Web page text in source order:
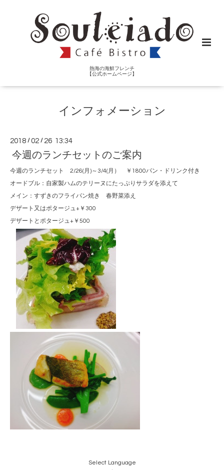
熱海の海鮮フレンチ
【公式ホームページ】
インフォメーション
2018 /02 / 26 13:34
今週のランチセットのご案内
今週のランチセット 2/26(月)～3/4(月） ￥1800パン・ドリンク付き
オードブル：自家製ハムのテリーヌにたっぷりサラダを添えて
メイン：すずきのフライパン焼き 春野菜添え
デザート又はポタージュ+￥300
デザートとポタージュ+￥500
Select Language